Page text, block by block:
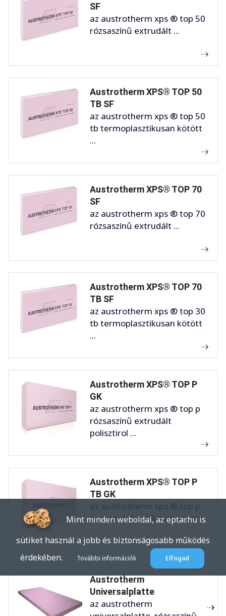
SF
az austrotherm xps ® top 50
rózsaszínű extrudált ...
Austrotherm XPS® TOP 50
TB SF
az austrotherm xps ® top 50
tb termoplasztikusan kötött
...
Austrotherm XPS® TOP 70
SF
az austrotherm xps ® top 70
rózsaszínű extrudált ...
Austrotherm XPS® TOP 70
TB SF
az austrotherm xps ® top 30
tb termoplasztikusan kötött
...
Austrotherm XPS® TOP P
GK
az austrotherm xps ® top p
rózsaszínű extrudált
polisztirol ...
Austrotherm XPS® TOP P
TB GK
az austrotherm xps ® top p
tb termoplasztikusan kötött
Austrotherm
Universalplatte
az austrotherm
Mint minden weboldal, az eptar.hu is
sütiket használ a jobb és biztonságosabb működés
érdekében.
További információk Elfogad